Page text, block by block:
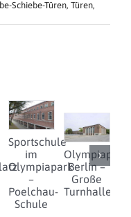
Schiebe-Türen, Türen,
Sportschule
im
Olympiapark
–
Poelchau-
Schule
Olympiapark
Berlin –
Große
Turnhalle